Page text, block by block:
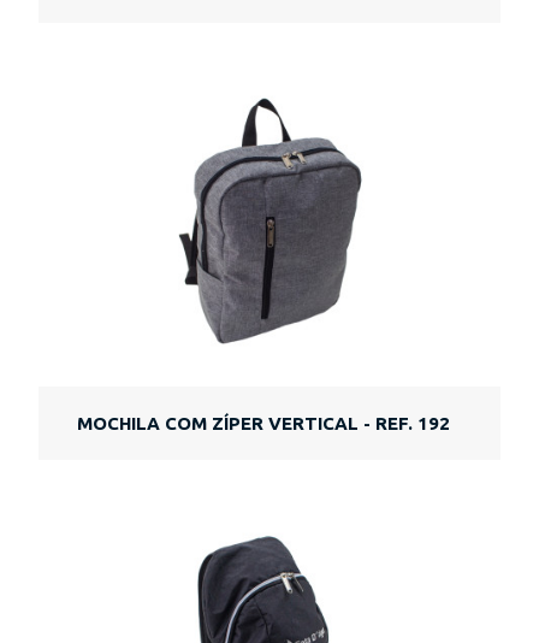
MOCHILA COM ZÍPER VERTICAL - REF. 192